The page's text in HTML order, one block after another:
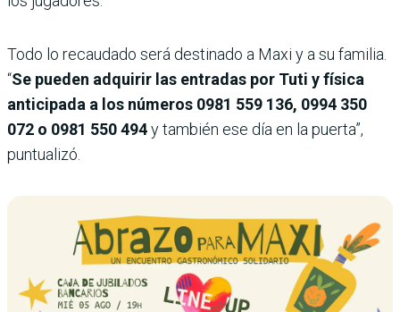
Todo lo recaudado será destinado a Maxi y a su familia.
“Se pueden adquirir las entradas por Tuti y física
anticipada a los números 0981 559 136, 0994 350
072 o 0981 550 494y también ese día en la puerta”,
puntualizó.